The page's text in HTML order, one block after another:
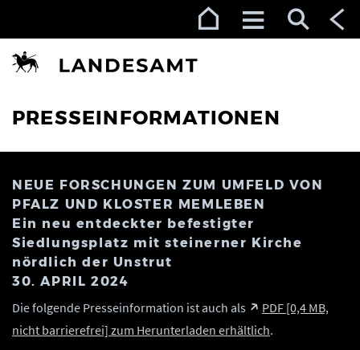
PRESSEINFORMATIONEN
NEUE FORSCHUNGEN ZUM UMFELD VON
PFALZ UND KLOSTER MEMLEBEN
Ein neu entdeckter befestigter
Siedlungsplatz mit steinerner Kirche
nördlich der Unstrut
30. APRIL 2024
Die folgende Presseinformation ist auch als
PDF [0,4 MB,
nicht barrierefrei] zum Herunterladen erhältlich.